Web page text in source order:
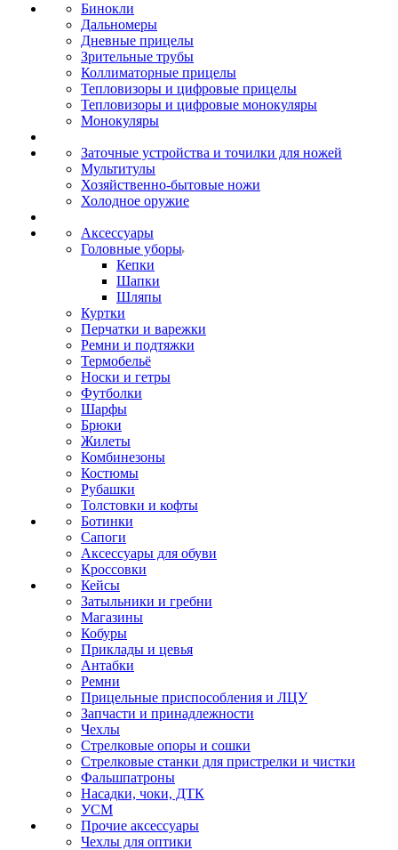
Бинокли
Дальномеры
Дневные прицелы
Зрительные трубы
Коллиматорные прицелы
Тепловизоры и цифровые прицелы
Тепловизоры и цифровые монокуляры
Монокуляры
Заточные устройства и точилки для ножей
Мультитулы
Хозяйственно-бытовые ножи
Холодное оружие
Аксессуары
Головные уборы
Кепки
Шапки
Шляпы
Куртки
Перчатки и варежки
Ремни и подтяжки
Термобельё
Носки и гетры
Футболки
Шарфы
Брюки
Жилеты
Комбинезоны
Костюмы
Рубашки
Толстовки и кофты
Ботинки
Сапоги
Аксессуары для обуви
Кроссовки
Кейсы
Затыльники и гребни
Магазины
Кобуры
Приклады и цевья
Антабки
Ремни
Прицельные приспособления и ЛЦУ
Запчасти и принадлежности
Чехлы
Стрелковые опоры и сошки
Стрелковые станки для пристрелки и чистки
Фальшпатроны
Насадки, чоки, ДТК
УСМ
Прочие аксессуары
Чехлы для оптики